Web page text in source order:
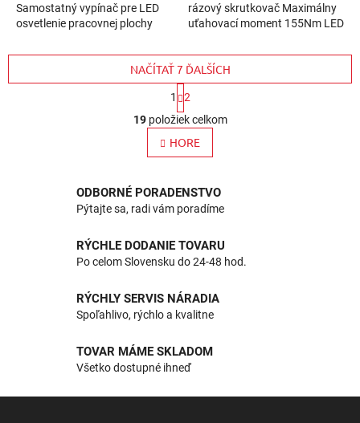
Samostatný vypínač pre LED
osvetlenie pracovnej plochy
ľavým chodom 22 minút
rázový skrutkovač Maximálny
uťahovací moment 155Nm LED
Hliníkový kryt prevodovky...
O
v
l
á
a
c
i
p
r
k
y
p
i
u
NAČÍTAŤ 7 ĎALŠÍCH
S
t
r
á
n
k
v
a
n
e
1
2
19položiek celkom
HORE
ODBORNÉ PORADENSTVO
Pýtajte sa, radi vám poradíme
RÝCHLE DODANIE TOVARU
Po celom Slovensku do 24-48 hod.
RÝCHLY SERVIS NÁRADIA
Spoľahlivo, rýchlo a kvalitne
TOVAR MÁME SKLADOM
Všetko dostupné ihneď